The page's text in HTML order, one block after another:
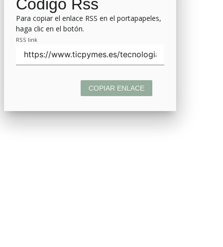
Código Rss
Para copiar el enlace RSS en el portapapeles,
haga clic en el botón.
RSS link
COPIAR ENLACE